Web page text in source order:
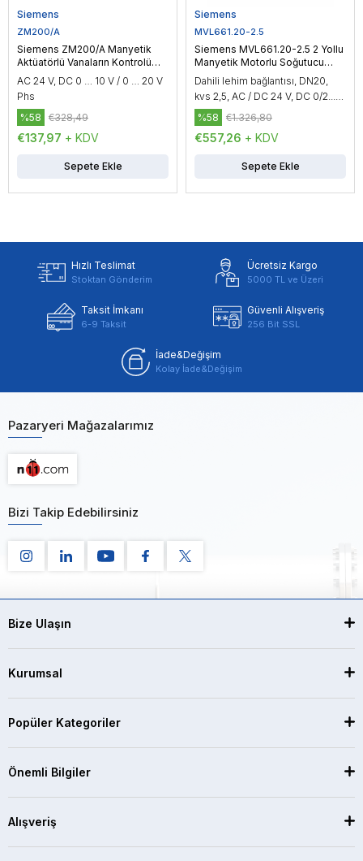
Siemens
ZM200/A
Siemens ZM200/A Manyetik
Aktüatörlü Vanaların Kontrolü
için Terminal Muhafazası
AC 24 V, DC 0 … 10 V / 0 … 20 V
Phs
€137,97 + KDV
%58 €328,49
Sepete Ekle
Siemens
MVL661.20-2.5
Siemens MVL661.20-2.5 2 Yollu
Manyetik Motorlu Soğutucu
Vana, DN20, kvs 2,5
Dahili lehim bağlantısı, DN20,
kvs 2,5, AC / DC 24 V, DC 0/2...10
V / 0/4...20 mA
€557,26 + KDV
%58 €1.326,80
Sepete Ekle
Hızlı Teslimat
Stoktan Gönderim
Ücretsiz Kargo
5000 TL ve Üzeri
Taksit İmkanı
6-9 Taksit
Güvenli Alışveriş
256 Bit SSL
İade&Değişim
Kolay İade&Değişim
Pazaryeri Mağazalarımız
Bizi Takip Edebilirsiniz
Bize Ulaşın
Kurumsal
Popüler Kategoriler
Önemli Bilgiler
Alışveriş